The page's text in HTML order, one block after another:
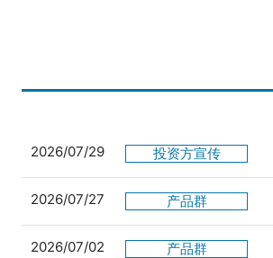
2026/07/29 投资方宣传
2026/07/27 产品群
2026/07/02 产品群